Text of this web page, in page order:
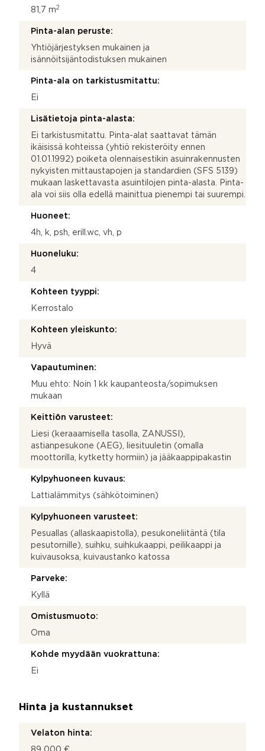
81,7 m2
Pinta-alan peruste:
Yhtiöjärjestyksen mukainen ja
isännöitsijäntodistuksen mukainen
Pinta-ala on tarkistusmitattu:
Ei
Lisätietoja pinta-alasta:
Ei tarkistusmitattu. Pinta-alat saattavat tämän
ikäisissä kohteissa (yhtiö rekisteröity ennen
01.01.1992) poiketa olennaisestikin asuinrakennusten
nykyisten mittaustapojen ja standardien (SFS 5139)
mukaan laskettavasta asuintilojen pinta-alasta. Pinta-
ala voi siis olla edellä mainittua pienempi tai suurempi.
Huoneet:
4h, k, psh, erill.wc, vh, p
Huoneluku:
4
Kohteen tyyppi:
Kerrostalo
Kohteen yleiskunto:
Hyvä
Vapautuminen:
Muu ehto: Noin 1 kk kaupanteosta/sopimuksen
mukaan
Keittiön varusteet:
Liesi (keraaamisella tasolla, ZANUSSI),
astianpesukone (AEG), liesituuletin (omalla
moottorilla, kytketty hormiin) ja jääkaappipakastin
Kylpyhuoneen kuvaus:
Lattialämmitys (sähkötoiminen)
Kylpyhuoneen varusteet:
Pesuallas (allaskaapistolla), pesukoneliitäntä (tila
pesutornille), suihku, suihkukaappi, peilikaappi ja
kuivausoksa, kuivaustanko katossa
Parveke:
Kyllä
Omistusmuoto:
Oma
Kohde myydään vuokrattuna:
Ei
Hinta ja kustannukset
Velaton hinta: